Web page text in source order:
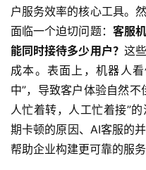
户服务效率的核心工具。
面临一个迫切问题： 客服
能同时接待多少用户？ 这
成本。表面上，机器人
中”，导致客户体验自然
人忙着转，人工忙着接”
期卡顿的原因、AI客服的
帮助企业构建更可靠的服务